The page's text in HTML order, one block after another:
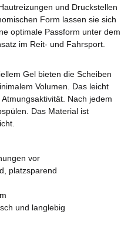
und Druckstellen
Form lassen sie sich
optimale Passform unter dem
im Reit- und Fahrsport.
Gel bieten die Scheiben
Volumen. Das leicht
Nach jedem
Das Material ist
vor
platzsparend
und langlebig